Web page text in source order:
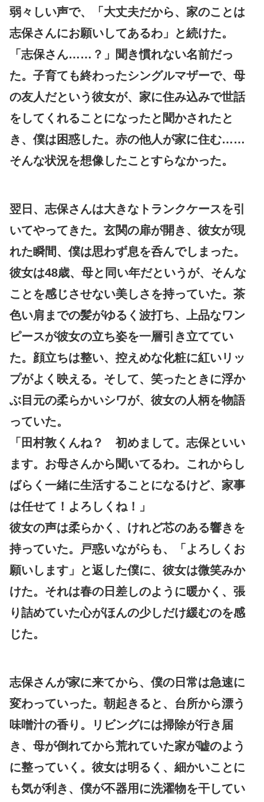
弱々しい声で、「大丈夫だから、家のことは
志保さんにお願いしてあるわ」と続けた。
「志保さん……？」聞き慣れない名前だっ
た。子育ても終わったシングルマザーで、母
の友人だという彼女が、家に住み込みで世話
をしてくれることになったと聞かされたと
き、僕は困惑した。赤の他人が家に住む……
そんな状況を想像したことすらなかった。
翌日、志保さんは大きなトランクケースを引
いてやってきた。玄関の扉が開き、彼女が現
れた瞬間、僕は思わず息を呑んでしまった。
彼女は48歳、母と同い年だというが、そんな
ことを感じさせない美しさを持っていた。茶
色い肩までの髪がゆるく波打ち、上品なワン
ピースが彼女の立ち姿を一層引き立ててい
た。顔立ちは整い、控えめな化粧に紅いリッ
プがよく映える。そして、笑ったときに浮か
ぶ目元の柔らかいシワが、彼女の人柄を物語
っていた。
「田村敦くんね？ 初めまして。志保といい
ます。お母さんから聞いてるわ。これからし
ばらく一緒に生活することになるけど、家事
は任せて！よろしくね！」
彼女の声は柔らかく、けれど芯のある響きを
持っていた。戸惑いながらも、「よろしくお
願いします」と返した僕に、彼女は微笑みか
けた。それは春の日差しのように暖かく、張
り詰めていた心がほんの少しだけ緩むのを感
じた。
志保さんが家に来てから、僕の日常は急速に
変わっていった。朝起きると、台所から漂う
味噌汁の香り。リビングには掃除が行き届
き、母が倒れてから荒れていた家が嘘のよう
に整っていく。彼女は明るく、細かいことに
も気が利き、僕が不器用に洗濯物を干してい